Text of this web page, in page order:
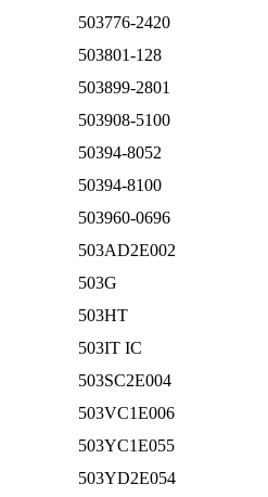
503776-2420
503801-128
503899-2801
503908-5100
50394-8052
50394-8100
503960-0696
503AD2E002
503G
503HT
503IT IC
503SC2E004
503VC1E006
503YC1E055
503YD2E054